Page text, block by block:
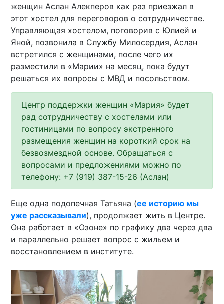
женщин Аслан Алекперов как раз приезжал в
этот хостел для переговоров о сотрудничестве.
Управляющая хостелом, поговорив с Юлией и
Яной, позвонила в Службу Милосердия, Аслан
встретился с женщинами, после чего их
разместили в «Марии» на месяц, пока будут
решаться их вопросы с МВД и посольством.
Центр поддержки женщин «Мария» будет
рад сотрудничеству с хостелами или
гостиницами по вопросу экстренного
размещения женщин на короткий срок на
безвозмездной основе. Обращаться с
вопросами и предложениями можно по
телефону: +7 (919) 387-15-26 (Аслан)
Еще одна подопечная Татьяна (ее историю мы
уже рассказывали), продолжает жить в Центре.
Она работает в «Озоне» по графику два через два
и параллельно решает вопрос с жильем и
восстановлением в институте.